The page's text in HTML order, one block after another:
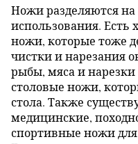
Ножи разделяются
использования. Есть
ножи, которые тоже
чистки и нарезания
рыбы, мяса и
столовые ножи,
стола. Также
медицинские,
спортивные ножи